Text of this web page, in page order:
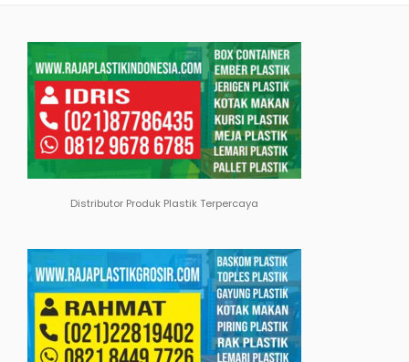
Distributor Produk Plastik Terpercaya